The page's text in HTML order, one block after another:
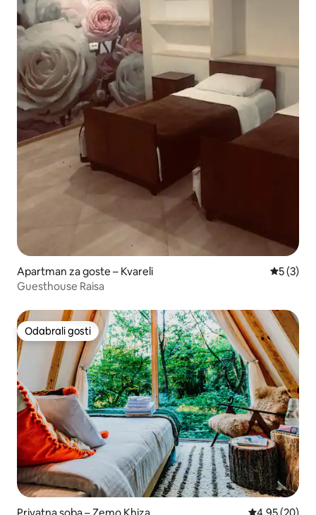
Apartman za goste – Kvareli
5 (3)
Guesthouse Raisa
Odabrali gosti
Odabrali gosti